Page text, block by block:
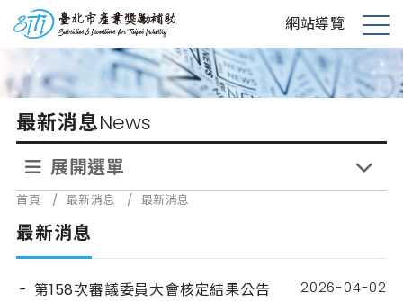
到
要
內
台北市產業獎勵補助 網站導覽
展
開
選
單
最新消息News
展開選單
首頁 / 最新消息 / 最新消息
最新消息
第158次審議委員大會核定結果公告 2026-04-02